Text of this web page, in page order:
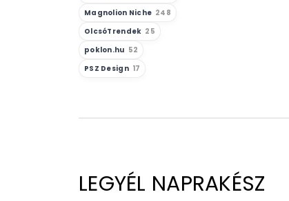
Magnolion Niche 248
OlcsóTrendek 25
poklon.hu 52
PSZ Design 17
LEGYÉL NAPRAKÉSZ